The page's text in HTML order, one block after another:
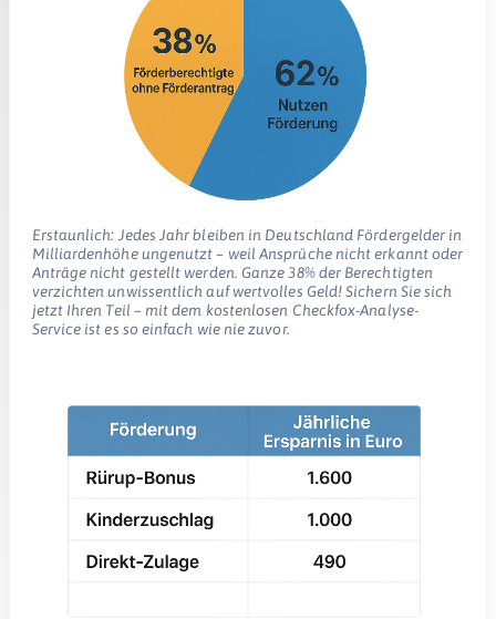
Erstaunlich: Jedes Jahr bleiben in Deutschland Fördergelder in
Milliardenhöhe ungenutzt – weil Ansprüche nicht erkannt oder
Anträge nicht gestellt werden. Ganze 38% der Berechtigten
verzichten unwissentlich auf wertvolles Geld! Sichern Sie sich
jetzt Ihren Teil – mit dem kostenlosen Checkfox-Analyse-
Service ist es so einfach wie nie zuvor.